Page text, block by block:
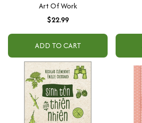
Art Of Work
$22.99
ADD TO CART